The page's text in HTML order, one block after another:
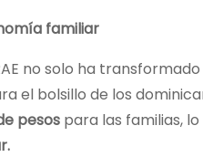
familiar
no solo ha transformado
el bolsillo de los
pesos para las familias,